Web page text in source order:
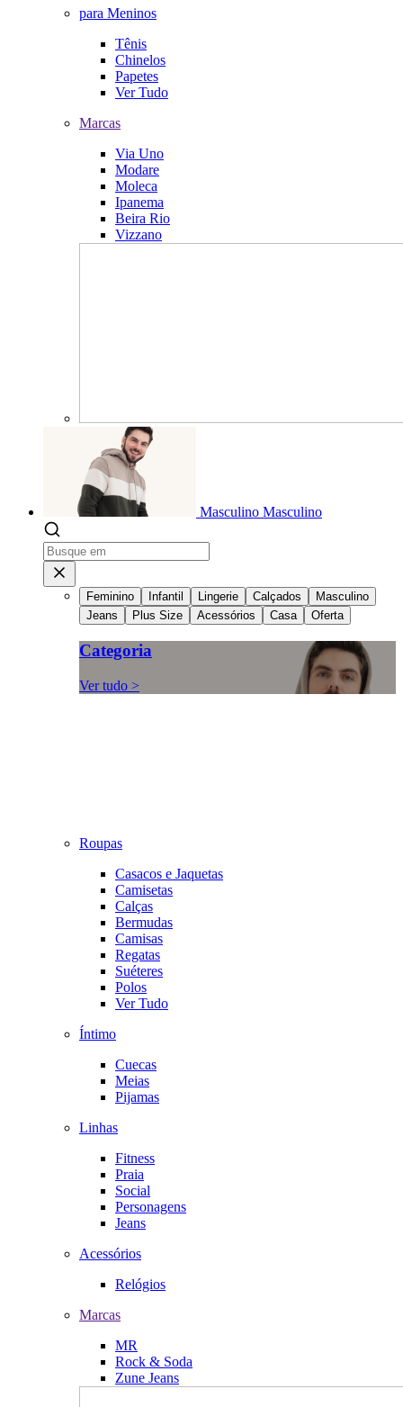
para Meninos
Tênis
Chinelos
Papetes
Ver Tudo
Marcas
Via Uno
Modare
Moleca
Ipanema
Beira Rio
Vizzano
Masculino Masculino
Feminino Infantil Lingerie Calçados
Masculino
Jeans
Plus Size Acessórios Casa Oferta
Categoria
Ver tudo >
Roupas
Casacos e Jaquetas
Camisetas
Calças
Bermudas
Camisas
Regatas
Suéteres
Polos
Ver Tudo
Íntimo
Cuecas
Meias
Pijamas
Linhas
Fitness
Praia
Social
Personagens
Jeans
Acessórios
Relógios
Marcas
MR
Rock & Soda
Zune Jeans